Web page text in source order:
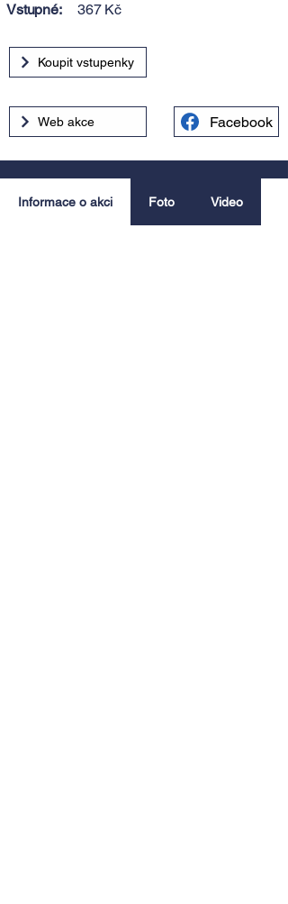
Vstupné: 367 Kč
Koupit vstupenky
Web akce Facebook
Informace o akci Foto Video